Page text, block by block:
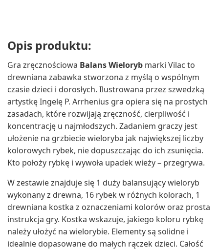
Opis produktu:
Gra zręcznościowa Balans Wieloryb marki Vilac to
drewniana zabawka stworzona z myślą o wspólnym
czasie dzieci i dorosłych. Ilustrowana przez szwedzką
artystkę Ingelę P. Arrhenius gra opiera się na prostych
zasadach, które rozwijają zręczność, cierpliwość i
koncentrację u najmłodszych. Zadaniem graczy jest
ułożenie na grzbiecie wieloryba jak największej liczby
kolorowych rybek, nie dopuszczając do ich zsunięcia.
Kto położy rybkę i wywoła upadek wieży – przegrywa.
W zestawie znajduje się 1 duży balansujący wieloryb
wykonany z drewna, 16 rybek w różnych kolorach, 1
drewniana kostka z oznaczeniami kolorów oraz prosta
instrukcja gry. Kostka wskazuje, jakiego koloru rybkę
należy ułożyć na wielorybie. Elementy są solidne i
idealnie dopasowane do małych rączek dzieci. Całość